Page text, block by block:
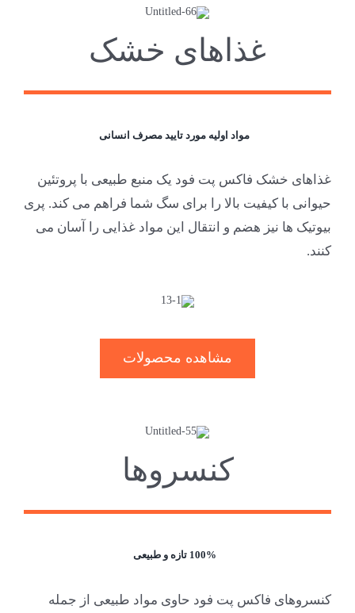
غذاهای خشک
مواد اولیه مورد تایید مصرف انسانی
غذاهای خشک فاکس پت فود یک منبع طبیعی با پروتئین
حیوانی با کیفیت بالا را برای سگ شما فراهم می کند. پری
بیوتیک ها نیز هضم و انتقال این مواد غذایی را آسان می
کنند.
مشاهده محصولات
کنسروها
100% تازه و طبیعی
کنسروهای فاکس پت فود حاوی مواد طبیعی از جمله